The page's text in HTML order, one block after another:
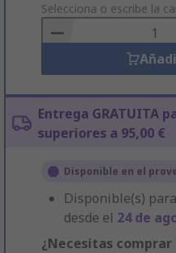
to
Basket
Selecciona o escribe la
Entrega GRATUITA
superiores a 95,00 €
Disponible en el
Disponible(s)
desde el 24 de
¿Necesitas comprar